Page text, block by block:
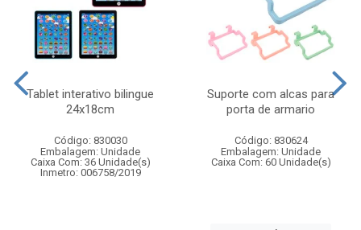
Tablet interativo bilingue
24x18cm
Código: 830030
Embalagem: Unidade
Caixa Com: 36 Unidade(s)
Inmetro: 006758/2019
Suporte com alcas para
porta de armario
Código: 830624
Embalagem: Unidade
Caixa Com: 60 Unidade(s)